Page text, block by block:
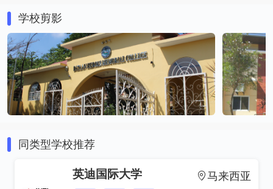
学校剪影
同类型学校推荐
英迪国际大学 马来西亚